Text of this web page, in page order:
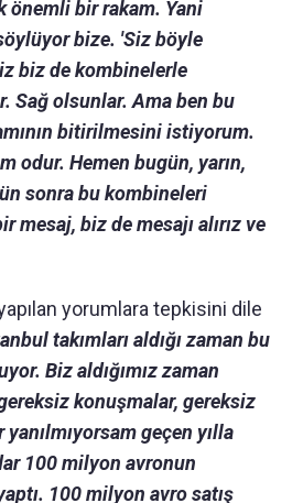
önemli bir rakam. Yani
bize. 'Siz böyle
biz de kombinelerle
Sağ olsunlar. Ama ben bu
bitirilmesini istiyorum.
odur. Hemen bugün, yarın,
sonra bu kombineleri
mesaj, biz de mesajı alırız ve
yorumlara tepkisini dile
takımları aldığı zaman bu
Biz aldığımız zaman
konuşmalar, gereksiz
geçen yılla
100 milyon avronun
100 milyon avro satış